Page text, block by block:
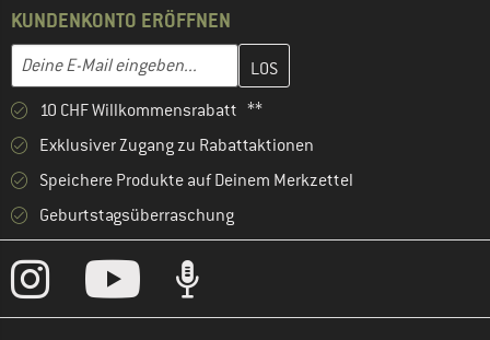
KUNDENKONTO ERÖFFNEN
E-Mail-Adresse
Gib hier deine E-Mail-Adresse ein und erstelle im nächsten
10 CHF Willkommensrabatt **
Exklusiver Zugang zu Rabattaktionen
Speichere Produkte auf Deinem Merkzettel
Geburtstagsüberraschung